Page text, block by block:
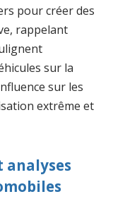
pour créer des
rappelant
sur la
sur les
extrême et